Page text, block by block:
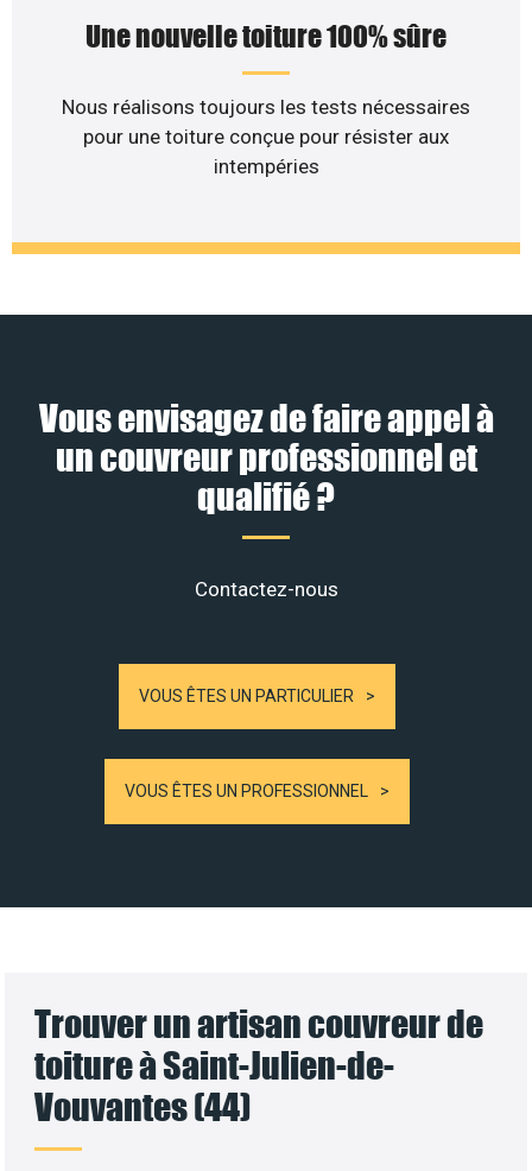
Une nouvelle toiture 100% sûre
Nous réalisons toujours les tests nécessaires
pour une toiture conçue pour résister aux
intempéries
Vous envisagez de faire appel à
un couvreur professionnel et
qualifié ?
Contactez-nous
VOUS ÊTES UN PARTICULIER
VOUS ÊTES UN PROFESSIONNEL
Trouver un artisan couvreur de
toiture à Saint-Julien-de-
Vouvantes (44)